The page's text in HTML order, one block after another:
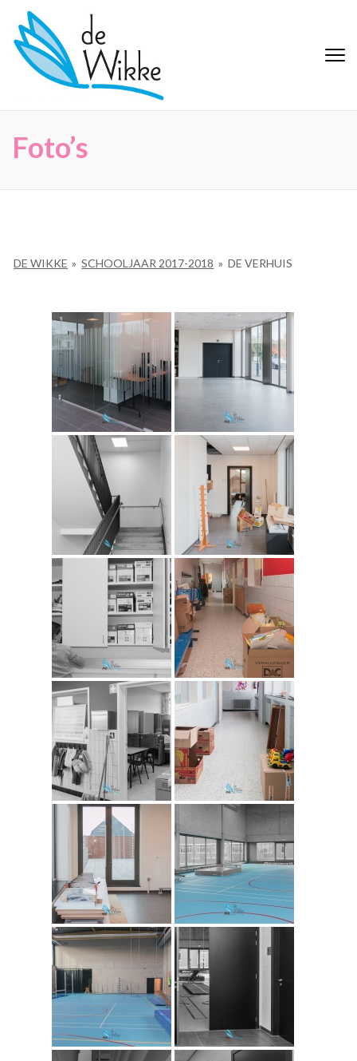
naar
inhoud
(Druk
Foto’s
DE WIKKE » SCHOOLJAAR 2017-2018 » DE VERHUIS